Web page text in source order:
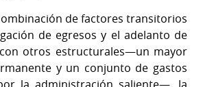
de factores transitorios
de egresos y el adelanto de
otros estructurales—un mayor
y un conjunto de gastos